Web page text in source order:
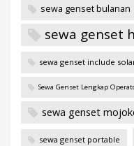
sewa genset bulanan
sewa genset
sewa genset include
Sewa Genset Lengkap
sewa genset
sewa genset portable